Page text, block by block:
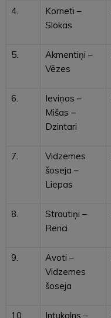
4.
Korneti –
Slokas
5.
Akmentiņi –
Vēzes
6.
Ieviņas –
Mišas –
Dzintari
7.
Vidzemes
šoseja –
Liepas
8.
Strautiņi –
Renci
9.
Avoti –
Vidzemes
šoseja
10.
Intukalns –